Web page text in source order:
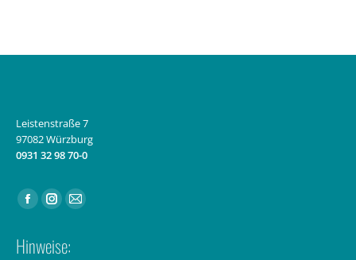
Leistenstraße 7
97082 Würzburg
0931 32 98 70-0
Finden Sie uns auf:
Facebook
opens
Instagram
opens
E-
Hinweise: